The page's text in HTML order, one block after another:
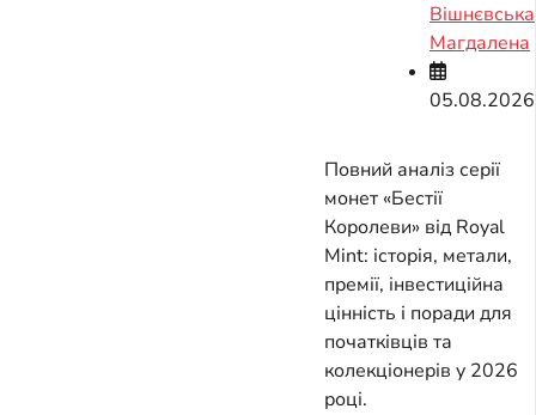
Вішнєвська
Магдалена
05.08.2026
Повний аналіз серії
монет «Бестії
Королеви» від Royal
Mint: історія, метали,
премії, інвестиційна
цінність і поради для
початківців та
колекціонерів у 2026
році.